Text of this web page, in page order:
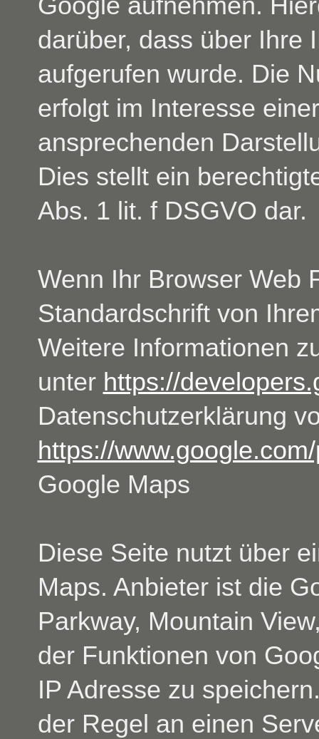
darüber, dass über Ihre
aufgerufen wurde. Die
erfolgt im Interesse
ansprechenden
Dies stellt ein
Abs. 1 lit. f DSGVO dar.
Wenn Ihr Browser Web
Standardschrift von
Weitere Informationen
unter https://
Datenschutzerklärung
https://
Google Maps
Diese Seite nutzt über
Maps. Anbieter ist die
Parkway, Mountain
der Funktionen von
IP Adresse zu
der Regel an einen